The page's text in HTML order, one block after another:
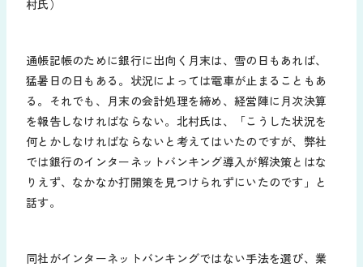
村氏）
通帳記帳のために銀行に出向く月末は、雪の日もあれば、
猛暑日の日もある。状況によっては電車が止まることもあ
る。それでも、月末の会計処理を締め、経営陣に月次決算
を報告しなければならない。北村氏は、「こうした状況を
何とかしなければならないと考えてはいたのですが、弊社
では銀行のインターネットバンキング導入が解決策とはな
りえず、なかなか打開策を見つけられずにいたのです」と
話す。
同社がインターネットバンキングではない手法を選び、業